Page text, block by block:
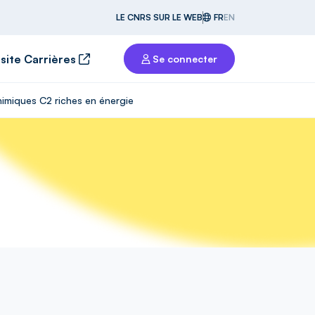
LE CNRS SUR LE WEB FREN
Carrières Se connecter
C2 riches en énergie